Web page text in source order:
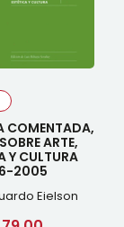
COMENTADA,
ARTE,
Y CULTURA
2005
Eielson